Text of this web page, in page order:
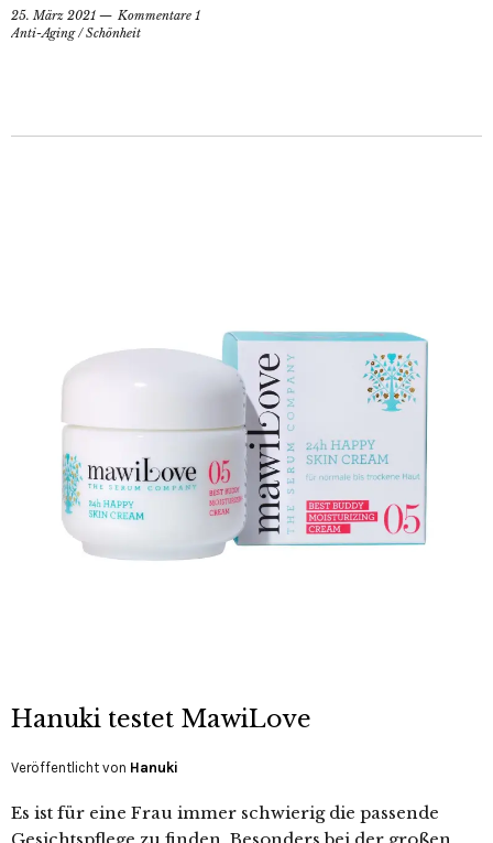
25. März 2021
Kommentare 1
Anti-Aging/Schönheit
Hanuki testet MawiLove
Veröffentlicht von Hanuki
Es ist für eine Frau immer schwierig die passende
Gesichtspflege zu finden. Besonders bei der großen